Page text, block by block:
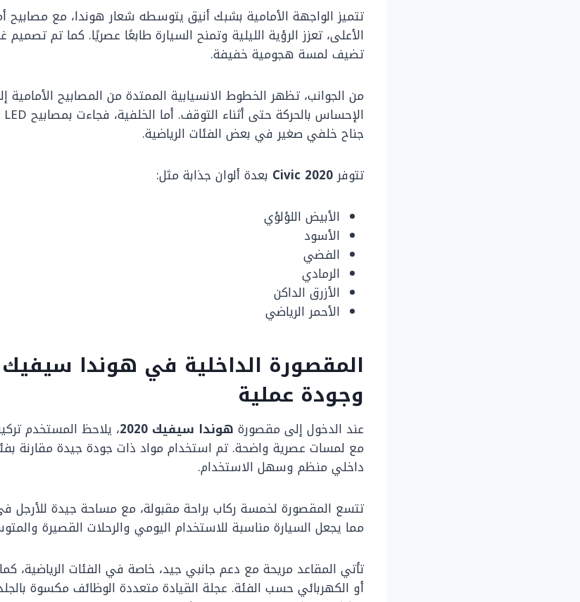
الأعلى، تعزز الرؤية الليلية وتمنح السيارة طابعًا عصريًا. كما تم
تضيف لمسة هجومية خفيفة.
من الجوانب، تظهر الخطوط الانسيابية الممتدة من المصابيح الأمامية
جناح خلفي صغير في بعض الفئات الرياضية.
تتوفرCivic 2020 بعدة ألوان جذابة مثل:
الأبيض اللؤلؤي
الأسود
الفضي
الرمادي
الأزرق الداكن
الأحمر الرياضي
وجودة عملية
عند الدخول إلى مقصورة هوندا سيفيك 2020
، يلاحظ المستخدم
مع لمسات عصرية واضحة. تم استخدام مواد ذات جودة جيدة مقارنة
داخلي منظم وسهل الاستخدام.
تتسع المقصورة لخمسة ركاب براحة مقبولة، مع مساحة جيدة للأرجل
مما يجعل السيارة مناسبة للاستخدام اليومي والرحلات القصيرة
تأتي المقاعد مريحة مع دعم جانبي جيد، خاصة في الفئات الرياضية،
أو الكهربائي حسب الفئة. عجلة القيادة متعددة الوظائف مكسوة